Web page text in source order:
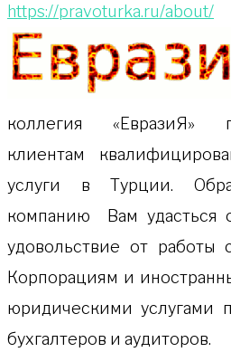
https://pravoturka.ru/about/
коллeгия «ЕвразиЯ»
клиентам
услуги в Турции.
компанию Вам удасться
удовольствие от работы
Корпорациям и
юридическими услугами
бухгалтеров и аудиторов.